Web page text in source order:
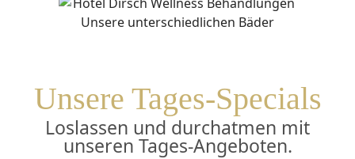
Unsere Tages-Specials
Loslassen und durchatmen mit
unseren Tages-Angeboten.